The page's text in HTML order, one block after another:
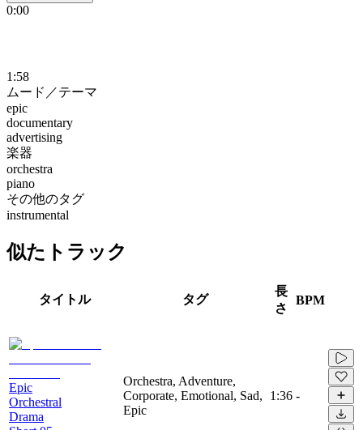
0:00
1:58
ムード／テーマ
epic
documentary
advertising
楽器
orchestra
piano
その他のタグ
instrumental
似たトラック
タイトル タグ
長
さ
BPM
Epic
Orchestral
Drama
Orchestra, Adventure,
Corporate, Emotional, Sad,
Epic
1:36 -